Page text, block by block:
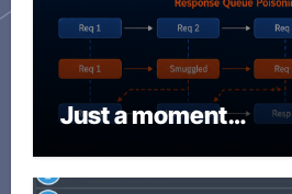
Just a moment…